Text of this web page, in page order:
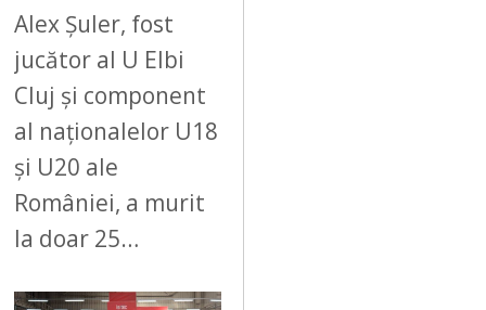
Alex Șuler, fost
jucător al U Elbi
Cluj și component
al naționalelor U18
și U20 ale
României, a murit
la doar 25…